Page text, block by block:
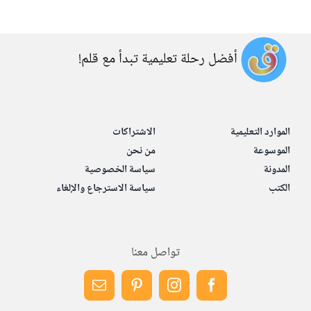
أفضل رحلة تعليمية تبدأ مع قلم!
الموارد التعليمية
الموسوعة
المدونة
الكتب
الاشتراكات
من نحن
سياسة الخصوصية
سياسة الاسترجاع والإلغاء
تواصل معنا